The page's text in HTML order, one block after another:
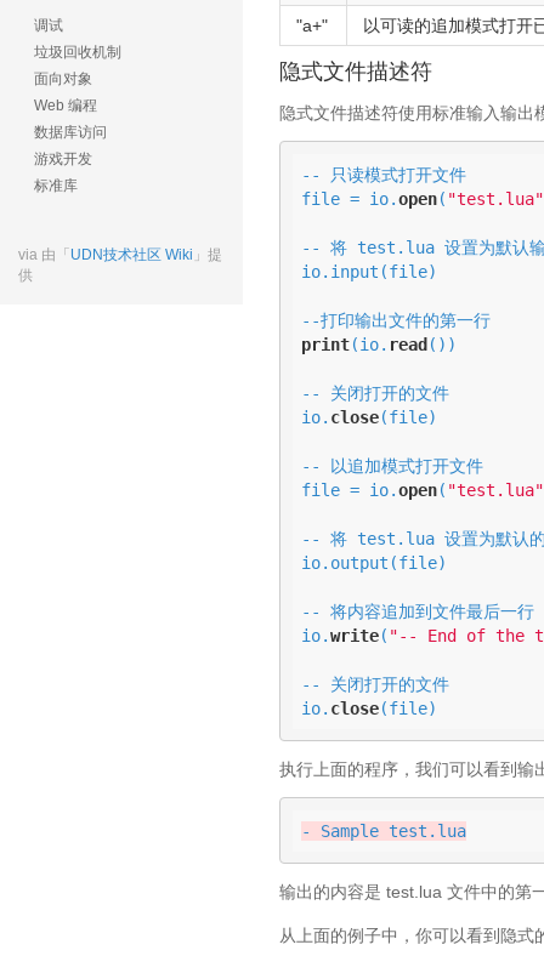
调试
垃圾回收机制
面向对象
Web 编程
数据库访问
游戏开发
标准库
via 由「 UDN技术社区 Wiki 」提
供
"a+" 以可读的追加模式打开
隐式文件描述符
隐式文件描述符使用标准输入输
-- 只读模式打开文件
file = io.open( "test.lua"
-- 将 test.lua 设置为默认输
io.input(file)
--打印输出文件的第一行
print(io. read ())
-- 关闭打开的文件
io. close(file)
-- 以追加模式打开文件
file = io.open( "test.lua"
-- 将 test.lua 设置为默认的
io.output(file)
-- 将内容追加到文件最后一行
io.write( "-- End of the
-- 关闭打开的文件
io. close(file)
执行上面的程序，我们可以看到输
- Sample test.lua
输出的内容是 test.lua 文件中的第
从上面的例子中，你可以看到隐